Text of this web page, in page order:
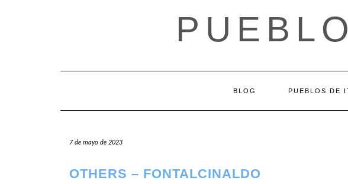
BLOG PUEBLOS DE
7 de mayo de 2023
OTHERS – FONTALCINALDO